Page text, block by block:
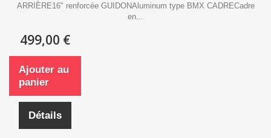
ARRIÈRE16" renforcée GUIDONAluminum type BMX CADRECadre
en...
499,00 €
Ajouter au
panier
Détails